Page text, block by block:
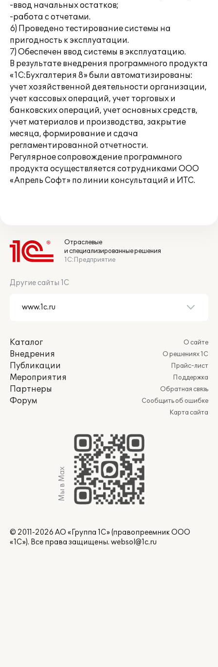
-ввод начальных остатков;
-работа с отчетами.
6) Проведено тестирование системы на
пригодность к эксплуатации.
7) Обеспечен ввод системы в эксплуатацию.
В результате внедрения программного продукта
«1С:Бухгалтерия 8» были автоматизированы:
учет хозяйственной деятельности организации,
учет кассовых операций, учет торговых и
банковских операций, учет основных средств,
учет материалов и производства, закрытие
месяца, формирование и сдача
регламентированной отчетности.
Регулярное сопровождение программного
продукта осуществляется сотрудниками ООО
«Апрель Софт» по линии консультаций и ИТС.
Отраслевые
и специализированные решения
1С:Предприятие
Другие сайты 1С
Каталог
Внедрения
Публикации
Мероприятия
Партнеры
Форум
О сайте
О решениях 1С
Прайс-лист
Поддержка
Обратная связь
Сообщить об ошибке
Карта сайта
Мы в Max
© 2011-2026 АО «Группа 1С» (правопреемник ООО
«1С»). Все права защищены. websol@1c.ru